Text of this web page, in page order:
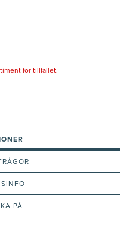
för tillfället.
PÅ